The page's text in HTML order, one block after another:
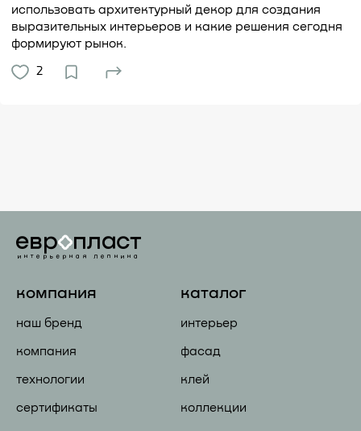
использовать архитектурный декор для создания
выразительных интерьеров и какие решения сегодня
формируют рынок.
2
компания
наш бренд
компания
технологии
сертификаты
каталог
интерьер
фасад
клей
коллекции